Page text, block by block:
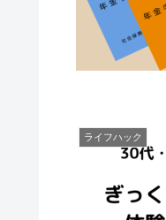
ライフハック